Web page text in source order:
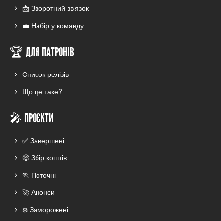
📩 Зворотний зв'язок
💼 Набір у команду
🏆 ДЛЯ ПАТРОНІВ
Список релізів
Що це таке?
🎤 ПРОЄКТИ
✅ Завершені
🤑 Збір коштів
🏃 Поточні
🚀 Анонси
❄️ Заморожені